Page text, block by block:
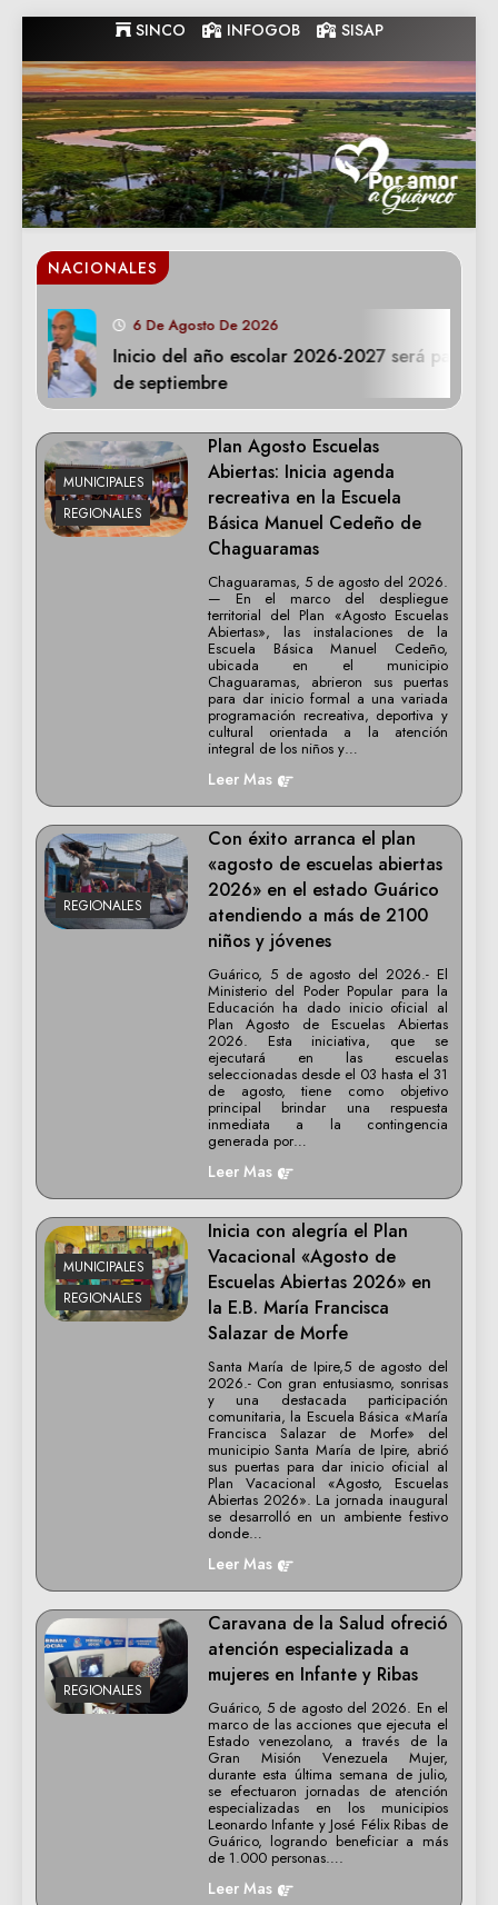
to
content
SINCO INFOGOB SISAP
Gobernacion
de Guarico
Gobernacion de Guarico
NACIONALES
6 De Agosto De 2026
Inicio del año escolar 2026-2027 será para el
de septiembre
MUNICIPALES
REGIONALES
Plan Agosto Escuelas
Abiertas: Inicia agenda
recreativa en la Escuela
Básica Manuel Cedeño de
Chaguaramas
Chaguaramas, 5 de agosto del 2026.
— En el marco del despliegue
territorial del Plan «Agosto Escuelas
Abiertas», las instalaciones de la
Escuela Básica Manuel Cedeño,
ubicada en el municipio
Chaguaramas, abrieron sus puertas
para dar inicio formal a una variada
programación recreativa, deportiva y
cultural orientada a la atención
integral de los niños y…
Leer Mas
REGIONALES
Con éxito arranca el plan
«agosto de escuelas abiertas
2026» en el estado Guárico
atendiendo a más de 2100
niños y jóvenes
Guárico, 5 de agosto del 2026.- El
Ministerio del Poder Popular para la
Educación ha dado inicio oficial al
Plan Agosto de Escuelas Abiertas
2026. Esta iniciativa, que se
ejecutará en las escuelas
seleccionadas desde el 03 hasta el 31
de agosto, tiene como objetivo
principal brindar una respuesta
inmediata a la contingencia
generada por…
Leer Mas
MUNICIPALES
REGIONALES
Inicia con alegría el Plan
Vacacional «Agosto de
Escuelas Abiertas 2026» en
la E.B. María Francisca
Salazar de Morfe
Santa María de Ipire,5 de agosto del
2026.- Con gran entusiasmo, sonrisas
y una destacada participación
comunitaria, la Escuela Básica «María
Francisca Salazar de Morfe» del
municipio Santa María de Ipire, abrió
sus puertas para dar inicio oficial al
Plan Vacacional «Agosto, Escuelas
Abiertas 2026». La jornada inaugural
se desarrolló en un ambiente festivo
donde…
Leer Mas
REGIONALES
Caravana de la Salud ofreció
atención especializada a
mujeres en Infante y Ribas
Guárico, 5 de agosto del 2026. En el
marco de las acciones que ejecuta el
Estado venezolano, a través de la
Gran Misión Venezuela Mujer,
durante esta última semana de julio,
se efectuaron jornadas de atención
especializadas en los municipios
Leonardo Infante y José Félix Ribas de
Guárico, logrando beneficiar a más
de 1.000 personas….
Leer Mas